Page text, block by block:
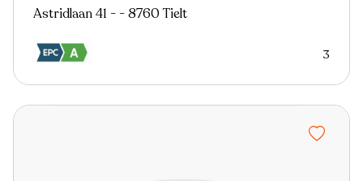
Astridlaan 41 - - 8760 Tielt
3